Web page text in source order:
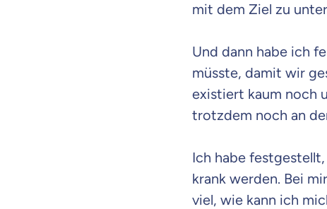
mit dem Ziel zu
Und dann habe ich
müsste, damit wir
existiert kaum noch
trotzdem noch an
Ich habe
krank werden. Bei
viel, wie kann ich